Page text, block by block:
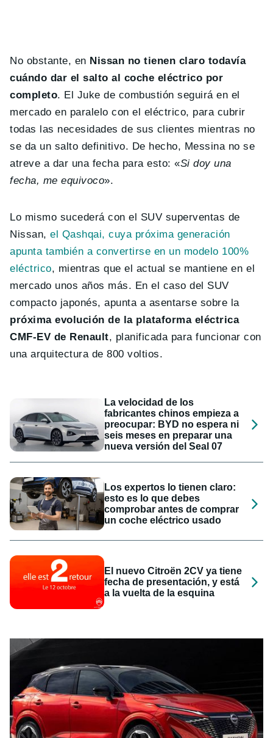
No obstante, en Nissan no tienen claro todavía
cuándo dar el salto al coche eléctrico por
completo. El Juke de combustión seguirá en el
mercado en paralelo con el eléctrico, para cubrir
todas las necesidades de sus clientes mientras no
se da un salto definitivo. De hecho, Messina no se
atreve a dar una fecha para esto: «Si doy una
fecha, me equivoco».
Lo mismo sucederá con el SUV superventas de
Nissan,el Qashqai, cuya próxima generación
apunta también a convertirse en un modelo 100%
eléctrico, mientras que el actual se mantiene en el
mercado unos años más. En el caso del SUV
compacto japonés, apunta a asentarse sobre la
próxima evolución de la plataforma eléctrica
CMF-EV de Renault, planificada para funcionar con
una arquitectura de 800 voltios.
La velocidad de los
fabricantes chinos empieza a
preocupar: BYD no espera ni
seis meses en preparar una
nueva versión del Seal 07
Los expertos lo tienen claro:
esto es lo que debes
comprobar antes de comprar
un coche eléctrico usado
El nuevo Citroën 2CV ya tiene
fecha de presentación, y está
a la vuelta de la esquina